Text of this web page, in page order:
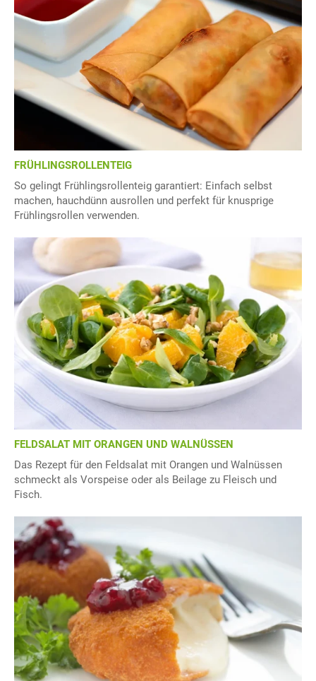
FRÜHLINGSROLLENTEIG
So gelingt Frühlingsrollenteig garantiert: Einfach selbst
machen, hauchdünn ausrollen und perfekt für knusprige
Frühlingsrollen verwenden.
FELDSALAT MIT ORANGEN UND WALNÜSSEN
Das Rezept für den Feldsalat mit Orangen und Walnüssen
schmeckt als Vorspeise oder als Beilage zu Fleisch und
Fisch.